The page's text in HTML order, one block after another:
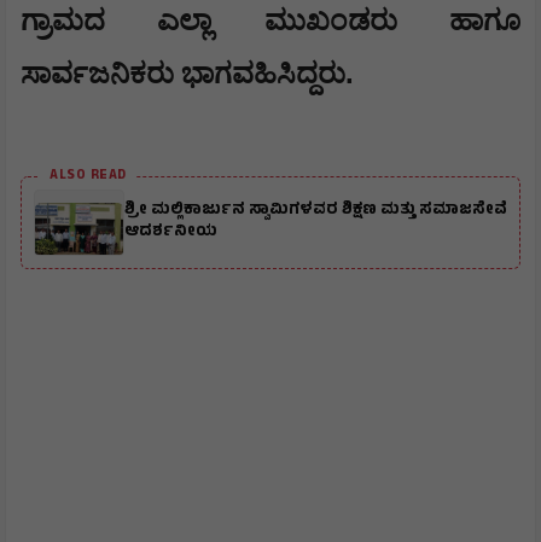
ಗ್ರಾಮದ ಎಲ್ಲಾ ಮುಖಂಡರು ಹಾಗೂ
ಸಾರ್ವಜನಿಕರು ಭಾಗವಹಿಸಿದ್ದರು.
ALSO READ
ಶ್ರೀ ಮಲ್ಲಿಕಾರ್ಜುನ ಸ್ವಾಮಿಗಳವರ ಶಿಕ್ಷಣ ಮತ್ತು ಸಮಾಜಸೇವೆ
ಆದರ್ಶನೀಯ